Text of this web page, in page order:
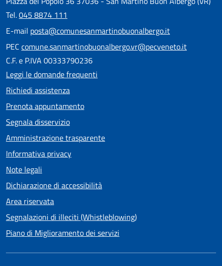
Tel.045 8874 111
E-mail posta@comunesanmartinobuonalbergo.it
PEC comune.sanmartinobuonalbergo.vr@pecveneto.it
C.F. e P.IVA 00333790236
Leggi le domande frequenti
Richiedi assistenza
Prenota appuntamento
Segnala disservizio
Amministrazione trasparente
Informativa privacy
Note legali
Dichiarazione di accessibilità
Area riservata
Segnalazioni di illeciti (Whistleblowing)
Piano di Miglioramento dei servizi